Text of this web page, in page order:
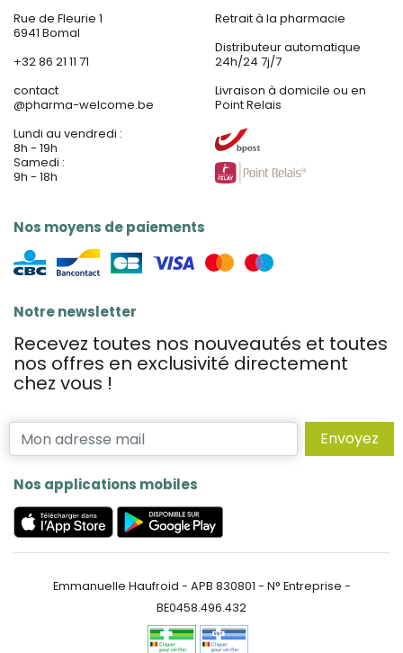
Rue de Fleurie 1
6941 Bomal
+32 86 21 11 71
contact
@pharma-welcome.be
Lundi au vendredi :
8h - 19h
Samedi :
9h - 18h
Nos moyens de paiements
Retrait à la pharmacie
Distributeur automatique
24h/24 7j/7
Livraison à domicile ou en
Point Relais
Notre newsletter
Recevez toutes nos nouveautés et toutes
nos offres en exclusivité directement
chez vous !
Envoyez
Nos applications mobiles
Emmanuelle Haufroid - APB 830801 - N° Entreprise -
BE0458.496.432